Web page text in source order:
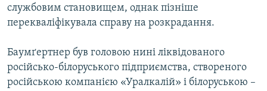
службовим становищем, однак пізніше
перекваліфікувала справу на розкрадання.
Баумґертнер був головою нині ліквідованого
російсько-білоруського підприємства, створеного
російською компанією «Уралкалій» і білоруською –